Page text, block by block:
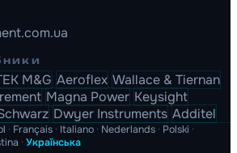
M&G Aeroflex Wallace & Tiernan
Magna Power Keysight
Dwyer Instruments Additel
· Français · Italiano · Nederlands · Polski ·
· Українська